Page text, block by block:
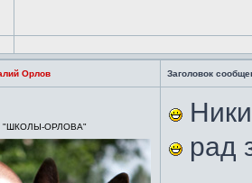
Орлов Заголовок
"ШКОЛЫ-ОРЛОВА"
рад